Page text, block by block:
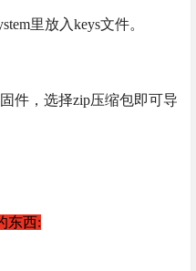
里放入keys文件。
固件，选择zip压缩包即可导
东西: